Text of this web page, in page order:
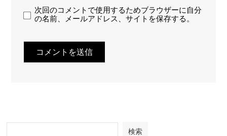
次回のコメントで使用するためブラウザーに自分
の名前、メールアドレス、サイトを保存する。
検索